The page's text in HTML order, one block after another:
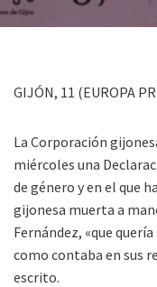
GIJÓN, 11 (EUROPA
La Corporación
miércoles una
de género y en el que
gijonesa muerta a
Fernández, «que
como contaba en sus
escrito.